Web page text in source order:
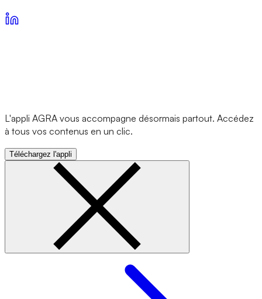
L'appli AGRA vous accompagne désormais partout. Accédez
à tous vos contenus en un clic.
Téléchargez l'appli